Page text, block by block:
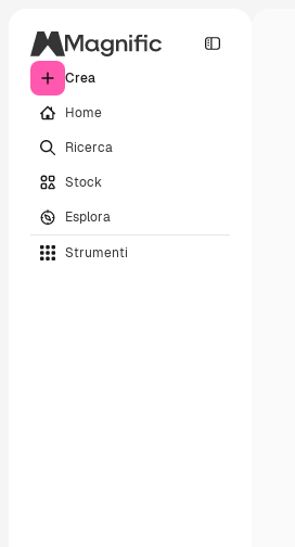
Crea
Home
Ricerca
Stock
Esplora
Strumenti